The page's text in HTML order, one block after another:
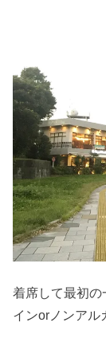
着席して最初
インorノンアル